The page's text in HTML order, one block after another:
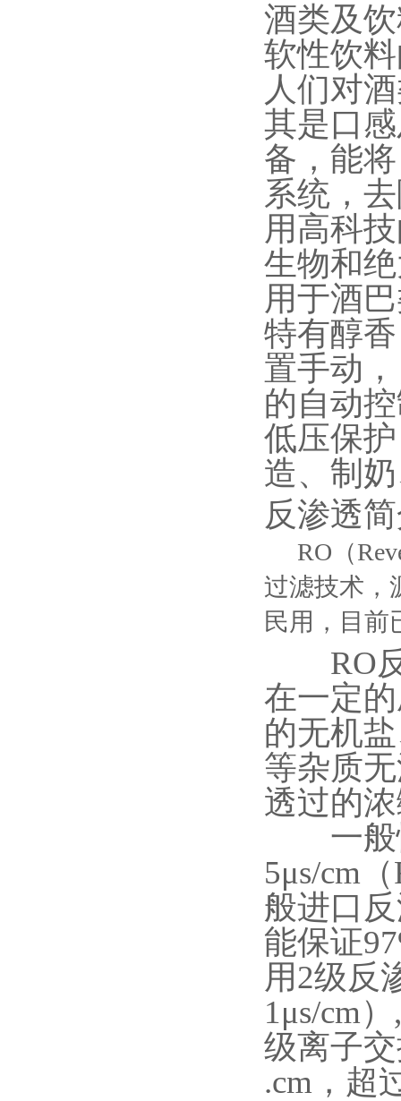
酒类及
软性饮
人们对
其是口
备，能
系统，
用高科
生物和
用于酒
特有醇
置手动
的自动
低压保
造、制
反渗透
RO（
过滤技术，
民用，目
RO反
在一定
的无机
等杂质
透过的
一般性
5μs/cm
般进口
能保证
用2级反
1μs/cm
级离子
.cm，超